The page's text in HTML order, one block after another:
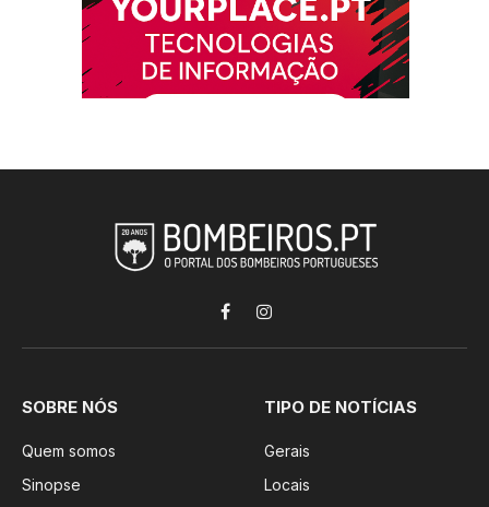
FacebookInstagram
SOBRE NÓS
Quem somos
Sinopse
TIPO DE NOTÍCIAS
Gerais
Locais